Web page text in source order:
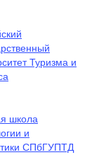
Туризма и
школа
и
СПбГУПТД